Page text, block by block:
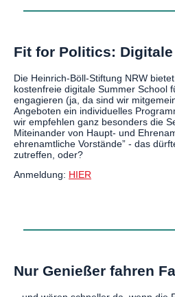
Fit for Politics:
Die Heinrich-Böll-Stiftung NRW
kostenfreie digitale Summer School
engagieren (ja, da sind wir
Angeboten ein individuelles
wir empfehlen ganz besonders die
Miteinander von Haupt- und
ehrenamtliche Vorstände” - das
zutreffen, oder?
Anmeldung: HIER
Nur Genießer fahren